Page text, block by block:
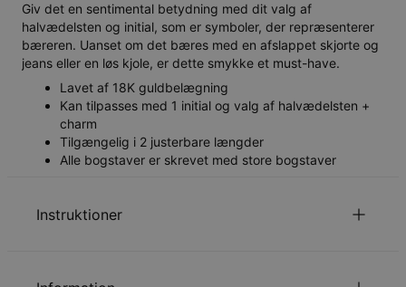
Giv det en sentimental betydning med dit valg af
halvædelsten og initial, som er symboler, der repræsenterer
bæreren. Uanset om det bæres med en afslappet skjorte og
jeans eller en løs kjole, er dette smykke et must-have.
Lavet af 18K guldbelægning
Kan tilpasses med 1 initial og valg af halvædelsten +
charm
Tilgængelig i 2 justerbare længder
Alle bogstaver er skrevet med store bogstaver
Instruktioner